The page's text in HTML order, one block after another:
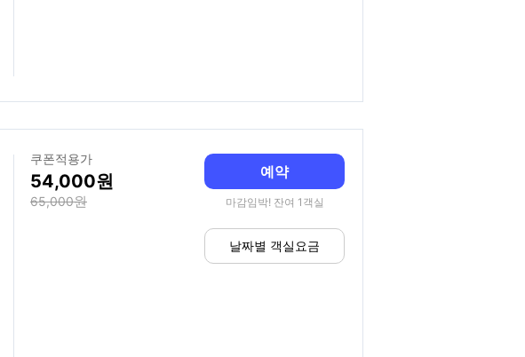
쿠폰적용가
54,000
65,000
예약
마감임박! 잔여 1객실
날짜별 객실요금